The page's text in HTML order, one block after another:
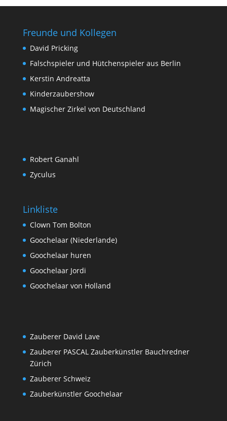
Freunde und Kollegen
David Pricking
Falschspieler und Hütchenspieler aus Berlin
Kerstin Andreatta
Kinderzaubershow
Magischer Zirkel von Deutschland
Robert Ganahl
Zyculus
Linkliste
Clown Tom Bolton
Goochelaar (Niederlande)
Goochelaar huren
Goochelaar Jordi
Goochelaar von Holland
Zauberer David Lave
Zauberer PASCAL Zauberkünstler Bauchredner
Zürich
Zauberer Schweiz
Zauberkünstler Goochelaar